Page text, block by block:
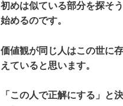
初めは似ている部分を探そ
始めるのです。
価値観が同じ人はこの世に
えていると思います。
「この人で正解にする」と